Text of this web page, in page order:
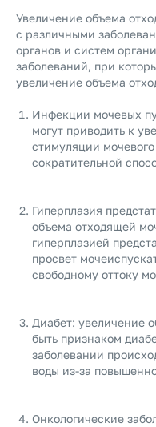
Увеличение объема
с различными
органов и систем
заболеваний, при
увеличение объема
Инфекции мочевых
могут приводить к
стимуляции
сократительной
Гиперплазия
объема отходящей
гиперплазией
просвет
свободному оттоку
Диабет: увеличение
быть признаком
заболевании
воды из-за
Онкологические